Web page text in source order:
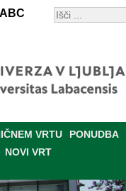
ABC
VRTU PONUDBA
NOVI VRT